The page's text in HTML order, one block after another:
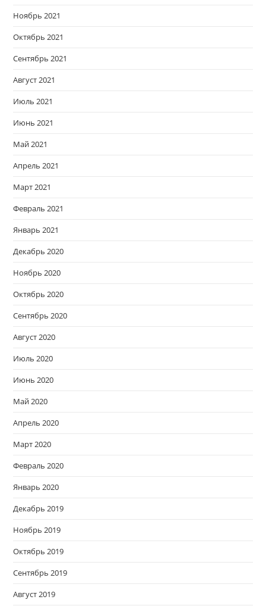
Ноябрь 2021
Октябрь 2021
Сентябрь 2021
Август 2021
Июль 2021
Июнь 2021
Май 2021
Апрель 2021
Март 2021
Февраль 2021
Январь 2021
Декабрь 2020
Ноябрь 2020
Октябрь 2020
Сентябрь 2020
Август 2020
Июль 2020
Июнь 2020
Май 2020
Апрель 2020
Март 2020
Февраль 2020
Январь 2020
Декабрь 2019
Ноябрь 2019
Октябрь 2019
Сентябрь 2019
Август 2019